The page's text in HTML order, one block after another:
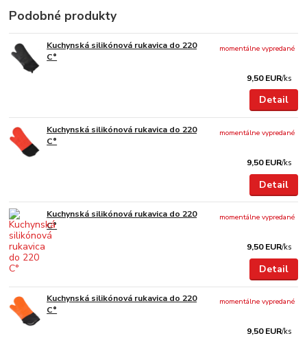
Podobné produkty
Kuchynská silikónová rukavica do 220
C°
9,50 EUR/ks
momentálne vypredané
Detail
Kuchynská silikónová rukavica do 220
C°
9,50 EUR/ks
momentálne vypredané
Detail
Kuchynská silikónová rukavica do 220
C°
9,50 EUR/ks
momentálne vypredané
Detail
Kuchynská silikónová rukavica do 220
C°
9,50 EUR/ks
momentálne vypredané